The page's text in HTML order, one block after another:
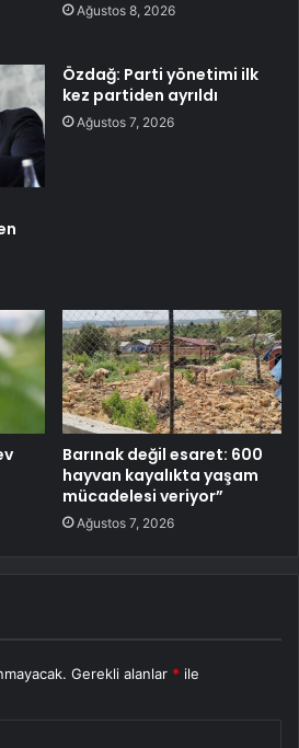
Ağustos 8, 2026
Özdağ: Parti yönetimi ilk
kez partiden ayrıldı
Ağustos 7, 2026
Barınak değil esaret: 600
hayvan kayalıkta yaşam
mücadelesi veriyor”
Ağustos 7, 2026
Gerekli alanlar * ile